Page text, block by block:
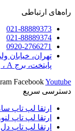
راه‌های ارتباطی
021-88889373
021-88889374
0920-2766271
تهران، خیابان
پایتخت، برج A ، واحد ۳۱۶
FacebookYoutube
دسترسی سریع
ارتقا لپ تاپ
ارتقا لپ تاپ
ارتقا لپ تاپ دل